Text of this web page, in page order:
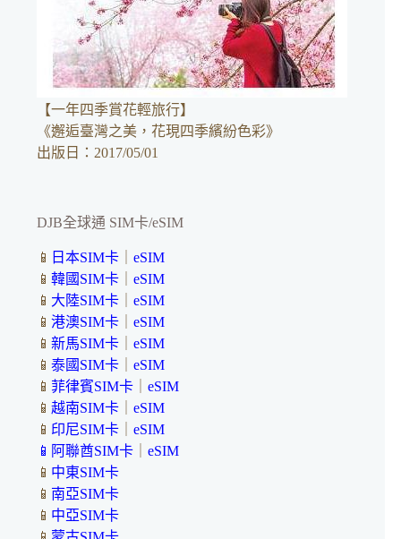
【一年四季賞花輕旅行】
《邂逅臺灣之美，花現四季繽紛色彩》
出版日：2017/05/01
DJB全球通 SIM卡/eSIM
📱 日本SIM卡
eSIM
📱 韓國SIM卡
eSIM
📱 大陸SIM卡
eSIM
📱 港澳SIM卡
eSIM
📱 新馬SIM卡
eSIM
📱 泰國SIM卡
eSIM
📱 菲律賓SIM卡
eSIM
📱 越南SIM卡
eSIM
📱 印尼SIM卡
eSIM
📱 阿聯酋SIM卡
eSIM
📱 中東SIM卡
📱 南亞SIM卡
📱 中亞SIM卡